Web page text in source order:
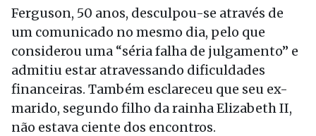
Ferguson, 50 anos, desculpou-se através de
um comunicado no mesmo dia, pelo que
considerou uma “séria falha de julgamento” e
admitiu estar atravessando dificuldades
financeiras. Também esclareceu que seu ex-
marido, segundo filho da rainha Elizabeth II,
não estava ciente dos encontros.